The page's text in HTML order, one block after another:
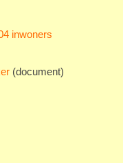
inwoners
(document)